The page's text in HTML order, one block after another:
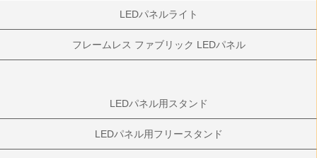
LEDパネルライト
フレームレス ファブリック LEDパネル
LEDパネル用スタンド
LEDパネル用フリースタンド